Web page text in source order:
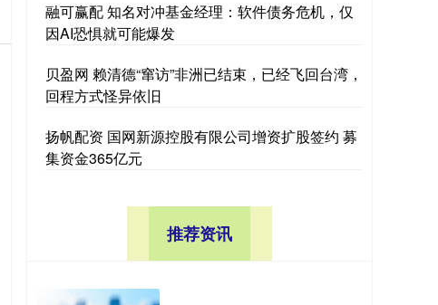
融可赢配 知名对冲基金经理：软件债务危机，仅
因AI恐惧就可能爆发
贝盈网 赖清德“窜访”非洲已结束，已经飞回台湾，
回程方式怪异依旧
扬帆配资 国网新源控股有限公司增资扩股签约 募
集资金365亿元
推荐资讯